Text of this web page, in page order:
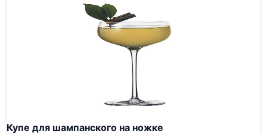
Купе для шампанского на ножке